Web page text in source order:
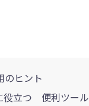
のヒント
役立つ 便利ツール